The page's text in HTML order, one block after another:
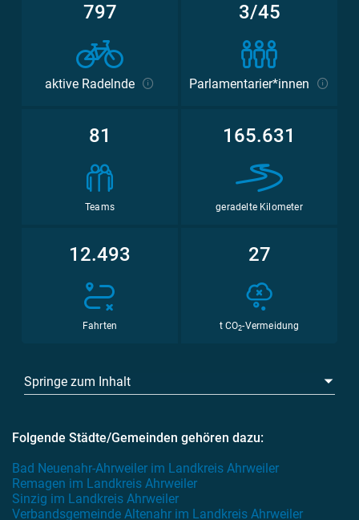
797
aktive Radelnde
3/45
Parlamentarier*innen
81
Teams
165.631
geradelte Kilometer
12.493
Fahrten
27
t CO2-Vermeidung
Springe zum Inhalt
Folgende Städte/Gemeinden gehören dazu:
Bad Neuenahr-Ahrweiler im Landkreis Ahrweiler
Remagen im Landkreis Ahrweiler
Sinzig im Landkreis Ahrweiler
Verbandsgemeinde Altenahr im Landkreis Ahrweiler